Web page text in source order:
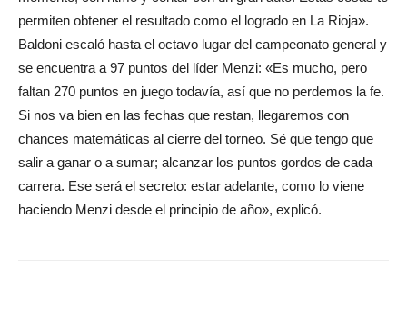
permiten obtener el resultado como el logrado en La Rioja».
Baldoni escaló hasta el octavo lugar del campeonato general y
se encuentra a 97 puntos del líder Menzi: «Es mucho, pero
faltan 270 puntos en juego todavía, así que no perdemos la fe.
Si nos va bien en las fechas que restan, llegaremos con
chances matemáticas al cierre del torneo. Sé que tengo que
salir a ganar o a sumar; alcanzar los puntos gordos de cada
carrera. Ese será el secreto: estar adelante, como lo viene
haciendo Menzi desde el principio de año», explicó.